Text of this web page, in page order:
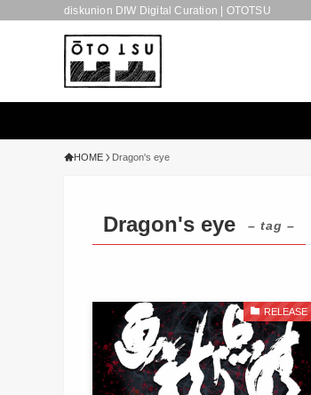
diskunion DIW Digital Curation | OTOTSU
HOME Dragon's eye
Dragon's eye – tag –
RELEASE